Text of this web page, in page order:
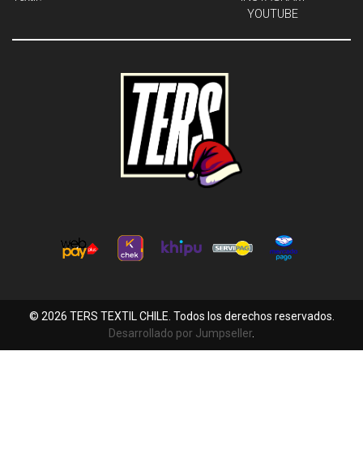
YOUTUBE
© 2026 TERS TEXTIL CHILE. Todos los derechos reservados.
Desarrollado por Jumpseller.